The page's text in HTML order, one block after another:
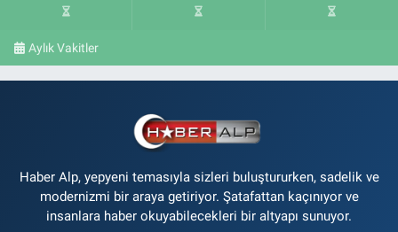
Aylık Vakitler
Haber Alp, yepyeni temasıyla sizleri buluştururken, sadelik ve
modernizmi bir araya getiriyor. Şatafattan kaçınıyor ve
insanlara haber okuyabilecekleri bir altyapı sunuyor.